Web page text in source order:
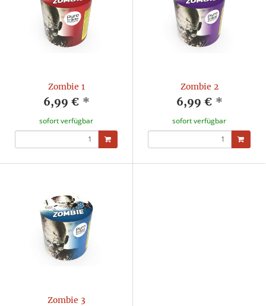
Zombie 1
6,99 € *
sofort verfügbar
Zombie 2
6,99 € *
sofort verfügbar
Zombie 3